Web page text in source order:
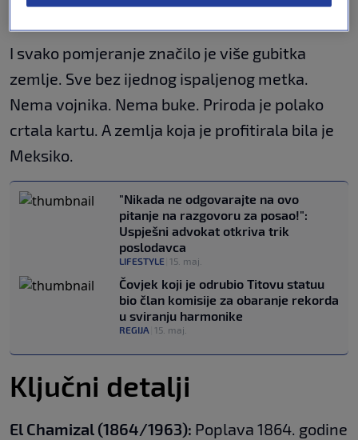
I svako pomjeranje značilo je više gubitka
zemlje. Sve bez ijednog ispaljenog metka.
Nema vojnika. Nema buke. Priroda je polako
crtala kartu. A zemlja koja je profitirala bila je
Meksiko.
"Nikada ne odgovarajte na ovo
pitanje na razgovoru za posao!":
Uspješni advokat otkriva trik
poslodavca
LIFESTYLE 15. maj.
Čovjek koji je odrubio Titovu statuu
bio član komisije za obaranje rekorda
u sviranju harmonike
REGIJA 15. maj.
Ključni detalji
El Chamizal (1864/1963): Poplava 1864. godine